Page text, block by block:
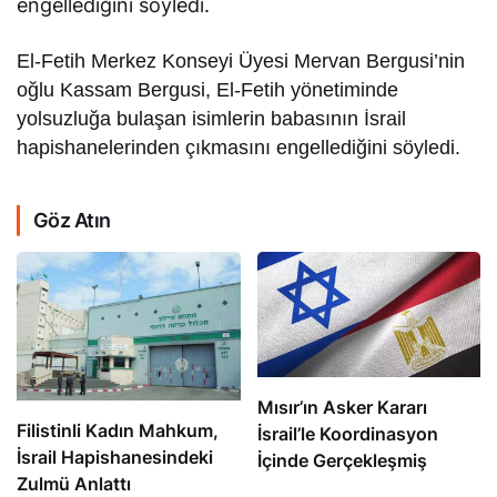
engellediğini söyledi.
El-Fetih Merkez Konseyi Üyesi Mervan Bergusi’nin
oğlu Kassam Bergusi, El-Fetih yönetiminde
yolsuzluğa bulaşan isimlerin babasının İsrail
hapishanelerinden çıkmasını engellediğini söyledi.
Göz Atın
Filistinli Kadın Mahkum,
İsrail Hapishanesindeki
Zulmü Anlattı
Mısır’ın Asker Kararı
İsrail’le Koordinasyon
İçinde Gerçekleşmiş